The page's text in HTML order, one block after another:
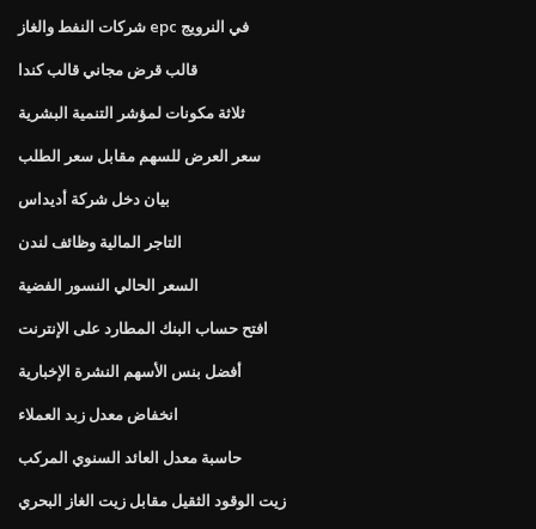
شركات النفط والغاز epc في النرويج
قالب قرض مجاني قالب كندا
ثلاثة مكونات لمؤشر التنمية البشرية
سعر العرض للسهم مقابل سعر الطلب
بيان دخل شركة أديداس
التاجر المالية وظائف لندن
السعر الحالي النسور الفضية
افتح حساب البنك المطارد على الإنترنت
أفضل بنس الأسهم النشرة الإخبارية
انخفاض معدل زبد العملاء
حاسبة معدل العائد السنوي المركب
زيت الوقود الثقيل مقابل زيت الغاز البحري